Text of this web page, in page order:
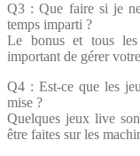
Q3 : Que faire si je
temps imparti ?
Le bonus et tous
important de gérer
Q4 : Est-ce que les
mise ?
Quelques jeux live
être faites sur les